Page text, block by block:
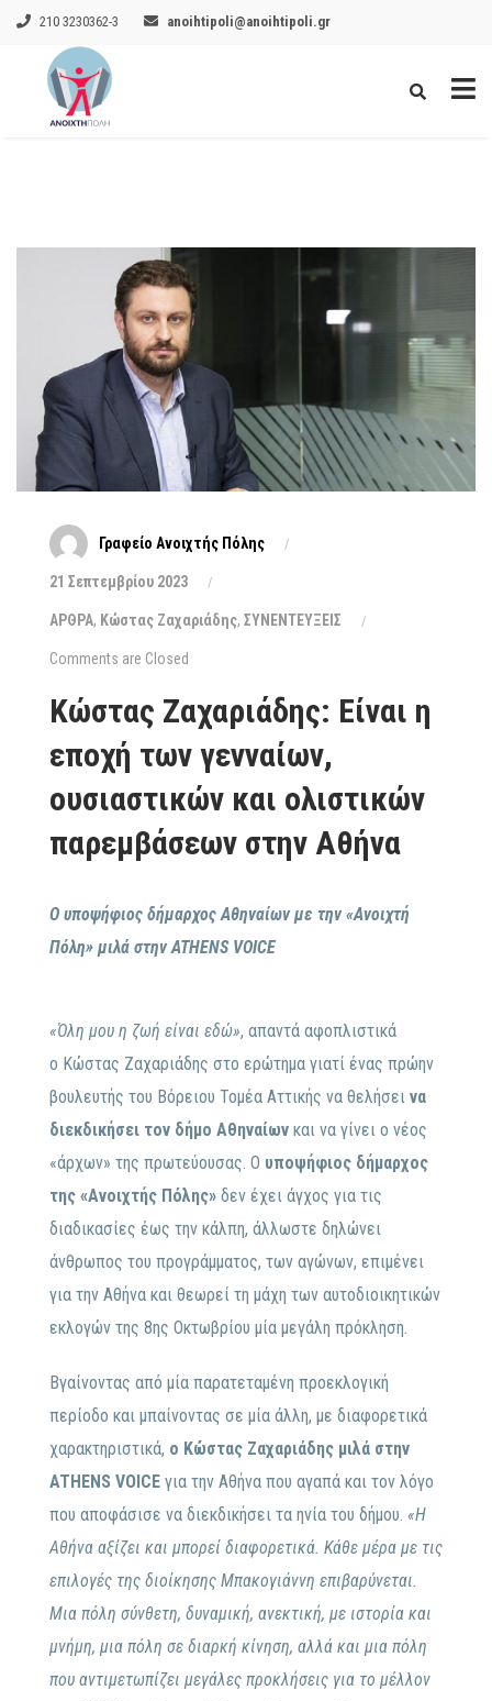
210 3230362-3 anoihtipoli@anoihtipoli.gr
Γραφείο Ανοιχτής Πόλης
21 Σεπτεμβρίου 2023
ΑΡΘΡΑ, Κώστας Ζαχαριάδης, ΣΥΝΕΝΤΕΥΞΕΙΣ
Comments are Closed
Κώστας Ζαχαριάδης: Είναι η
εποχή των γενναίων,
ουσιαστικών και ολιστικών
παρεμβάσεων στην Αθήνα
Ο υποψήφιος δήμαρχος Αθηναίων με την «Ανοιχτή
Πόλη» μιλά στην ATHENS VOICE
«Όλη μου η ζωή είναι εδώ», απαντά αφοπλιστικά
ο Κώστας Ζαχαριάδης στο ερώτημα γιατί ένας πρώην
βουλευτής του Βόρειου Τομέα Αττικής να θελήσει να
διεκδικήσει τον δήμο Αθηναίων και να γίνει ο νέος
«άρχων» της πρωτεύουσας. Ο υποψήφιος δήμαρχος
της «Ανοιχτής Πόλης» δεν έχει άγχος για τις
διαδικασίες έως την κάλπη, άλλωστε δηλώνει
άνθρωπος του προγράμματος, των αγώνων, επιμένει
για την Αθήνα και θεωρεί τη μάχη των αυτοδιοικητικών
εκλογών της 8ης Οκτωβρίου μία μεγάλη πρόκληση.
Βγαίνοντας από μία παρατεταμένη προεκλογική
περίοδο και μπαίνοντας σε μία άλλη, με διαφορετικά
χαρακτηριστικά, ο Κώστας Ζαχαριάδης μιλά στην
ATHENS VOICE για την Αθήνα που αγαπά και τον λόγο
που αποφάσισε να διεκδικήσει τα ηνία του δήμου. «Η
Αθήνα αξίζει και μπορεί διαφορετικά. Κάθε μέρα με τις
επιλογές της διοίκησης Μπακογιάννη επιβαρύνεται.
Μια πόλη σύνθετη, δυναμική, ανεκτική, με ιστορία και
μνήμη, μια πόλη σε διαρκή κίνηση, αλλά και μια πόλη
που αντιμετωπίζει μεγάλες προκλήσεις για το μέλλον